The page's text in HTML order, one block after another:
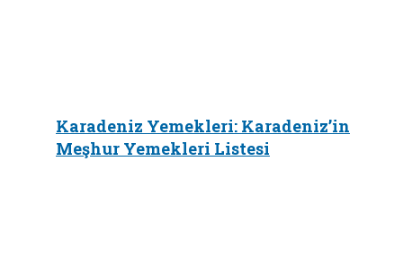
Karadeniz Yemekleri: Karadeniz’in
Meşhur Yemekleri Listesi